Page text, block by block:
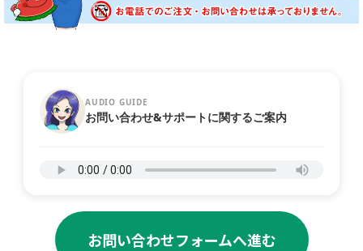
AUDIO GUIDE
お問い合わせ&サポートに関するご案内
お問い合わせフォームへ進む